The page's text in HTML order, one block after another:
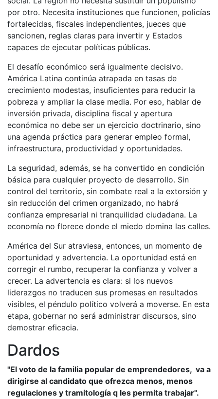
por otro. Necesita instituciones que funcionen, policías
fortalecidas, fiscales independientes, jueces que
sancionen, reglas claras para invertir y Estados
capaces de ejecutar políticas públicas.
El desafío económico será igualmente decisivo.
América Latina continúa atrapada en tasas de
crecimiento modestas, insuficientes para reducir la
pobreza y ampliar la clase media. Por eso, hablar de
inversión privada, disciplina fiscal y apertura
económica no debe ser un ejercicio doctrinario, sino
una agenda práctica para generar empleo formal,
infraestructura, productividad y oportunidades.
La seguridad, además, se ha convertido en condición
básica para cualquier proyecto de desarrollo. Sin
control del territorio, sin combate real a la extorsión y
sin reducción del crimen organizado, no habrá
confianza empresarial ni tranquilidad ciudadana. La
economía no florece donde el miedo domina las calles.
América del Sur atraviesa, entonces, un momento de
oportunidad y advertencia. La oportunidad está en
corregir el rumbo, recuperar la confianza y volver a
crecer. La advertencia es clara: si los nuevos
liderazgos no traducen sus promesas en resultados
visibles, el péndulo político volverá a moverse. En esta
etapa, gobernar no será administrar discursos, sino
demostrar eficacia.
Dardos
"El voto de la familia popular de emprendedores, va a
dirigirse al candidato que ofrezca menos, menos
regulaciones y tramitología q les permita trabajar".